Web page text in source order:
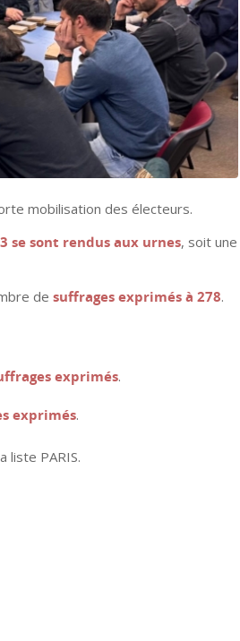
mobilisation des électeurs.
se sont rendus aux urnes, soit une
de suffrages exprimés à 278.
exprimés.
exprimés.
liste PARIS.